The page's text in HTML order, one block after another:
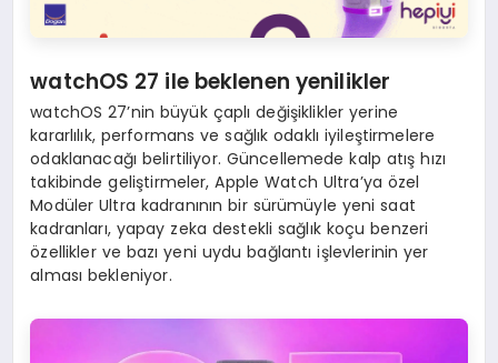
watchOS 27 ile beklenen yenilikler
watchOS 27’nin büyük çaplı değişiklikler yerine
kararlılık, performans ve sağlık odaklı iyileştirmelere
odaklanacağı belirtiliyor. Güncellemede kalp atış hızı
takibinde geliştirmeler, Apple Watch Ultra’ya özel
Modüler Ultra kadranının bir sürümüyle yeni saat
kadranları, yapay zeka destekli sağlık koçu benzeri
özellikler ve bazı yeni uydu bağlantı işlevlerinin yer
alması bekleniyor.